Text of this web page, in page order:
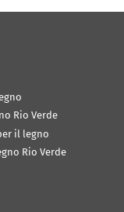
Rio Verde
il legno
Rio Verde